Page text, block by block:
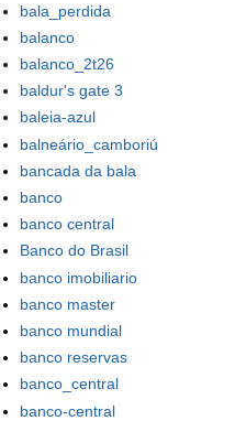
bala_perdida
balanco
balanco_2t26
baldur's gate 3
baleia-azul
balneário_camboriú
bancada da bala
banco
banco central
Banco do Brasil
banco imobiliario
banco master
banco mundial
banco reservas
banco_central
banco-central